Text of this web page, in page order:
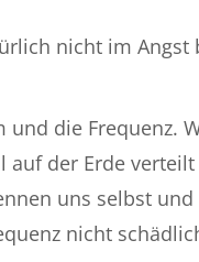
nicht im
die
der Erde
uns selbst
nicht